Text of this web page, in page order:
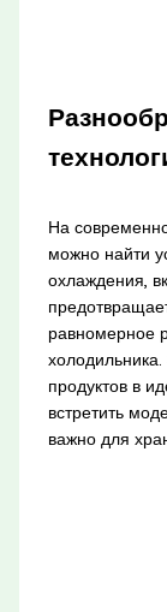
На
можно найти
охлаждения,
равномерное
продуктов в
встретить
важно для